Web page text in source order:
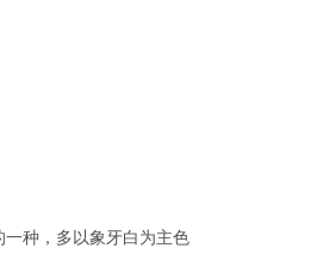
种，多以象牙白为主色